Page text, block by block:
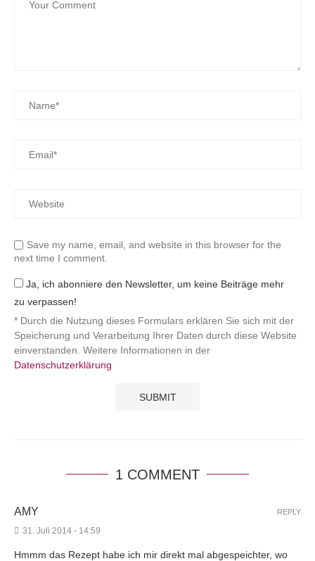
Save my name, email, and website in this browser for the
next time I comment.
Ja, ich abonniere den Newsletter, um keine Beiträge mehr
zu verpassen!
* Durch die Nutzung dieses Formulars erklären Sie sich mit der
Speicherung und Verarbeitung Ihrer Daten durch diese Website
einverstanden. Weitere Informationen in der
Datenschutzerklärung
1 COMMENT
AMY
31. Juli 2014 - 14:59
Hmmm das Rezept habe ich mir direkt mal abgespeichter, wo
REPLY